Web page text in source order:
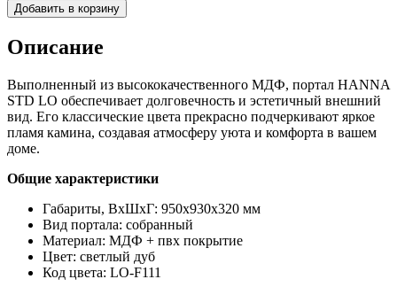
Добавить в корзину
Описание
Выполненный из высококачественного МДФ, портал HANNA
STD LO обеспечивает долговечность и эстетичный внешний
вид. Его классические цвета прекрасно подчеркивают яркое
пламя камина, создавая атмосферу уюта и комфорта в вашем
доме.
Общие характеристики
Габариты, ВхШхГ: 950х930х320 мм
Вид портала: собранный
Материал: МДФ + пвх покрытие
Цвет: светлый дуб
Код цвета: LO-F111